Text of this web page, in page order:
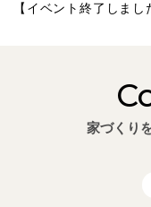
【イベント終了しまし
家づくり